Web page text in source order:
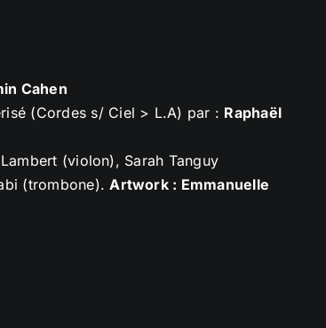
Cahen
(Cordes s/ Ciel > L.A) par : Raphaël
(violon), Sarah Tanguy
(trombone).Artwork : Emmanuelle